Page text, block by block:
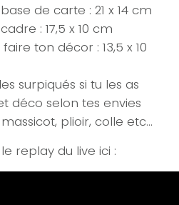
de carte : 21 x 14 cm
: 17,5 x 10 cm
ton décor : 13,5 x 10
surpiqués si tu les as
déco selon tes envies
plioir, colle etc…
replay du live ici :